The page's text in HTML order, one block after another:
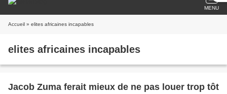
MENU
Accueil » elites africaines incapables
elites africaines incapables
Jacob Zuma ferait mieux de ne pas louer trop tôt